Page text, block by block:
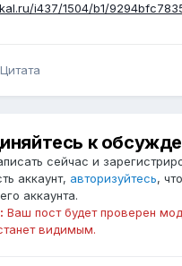
i437/1504/b1/
Цитата
к
сейчас и
аккаунт, авторизуйтесь,
аккаунта.
Ваш пост будет проверен
видимым.